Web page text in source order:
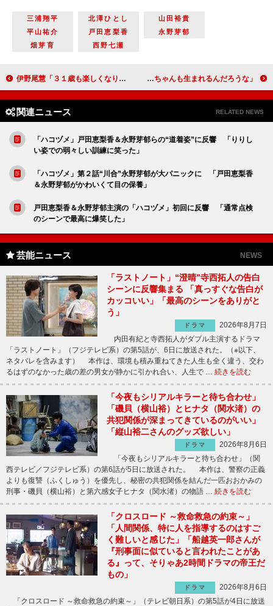
三浦翔平 北澤ひとし
山田裕貴
平山祐介
戸田恵梨香
永野芽郁
畑芽育
西野七瀬
伊野尾慧「３１歳も楽しくなりそう」 神宮寺勇太らがサプライズで誕生日を祝福 前田敦子、大島優子の結婚を笑顔で祝福 「かわいいベイビーちゃんも生まれるんだろうな」
関連ニュース RELATED NEWS
「ハコヅメ」戸田恵梨香＆永野芽郁らの“道着姿”に反響 「りりし
い姿での弱々しい訓練に笑った」
「ハコヅメ」第２話“川合”永野芽郁が大パニックに 「戸田恵梨香
＆永野芽郁がかわいくて目の保養」
戸田恵梨香＆永野芽郁主演の「ハコヅメ」初回に反響 「通常点検
のシーンで最高に爆笑した」
芸能ニュース NEWS
「ラストノート」“澄晴”寺西拓人の告白
シーンに反響集まる 「真っすぐな告白が
カッコいい」「最高のシーンをありがと
う」
ドラマ
2026年8月7日
内田有紀と寺西拓人がダブル主演するドラマ
「ラストノート」（フジテレビ系）の第5話が、6日に放送された。（※以下、
ネタバレを含みます） 本作は、環境も積み重ねてきた人生も全く違う、交わ
るはずのなかった歳の差の男女が静かに引かれ合い、人生で … 続きを読む
「今夜もシリアルキラーと待ち合わせ」
「磯貝（横山裕）とヒナタ（関水渚）の
共犯関係が深まってきているのがいい」
「縦山裕二さんのグッズ欲しい」
ドラマ
2026年8月6日
「今夜もシリアルキラーと待ち合わせ」（関
西テレビ／フジテレビ系）の第6話が5日に放送された。 本作は、警察の正義
よりも復讐（ふくしゅう）を優先し、秘密の共犯関係を結んだ一匹おおかみの
刑事・磯貝（横山裕）と第六感女子ヒナタ（関水渚）の物語 … 続きを読む
「クロスロード ～救命救急の約束～」
「人間関係、特に人を指導するのはすご
く難しいと感じた」「船越英一郎さんが
『刑事面に似ていると言われたことがあ
る』って、そりゃあ2時間ドラマの帝王だ
もの」
ドラマ
2026年8月6日
「クロスロード ～救命救急の約束～」（テレビ朝日系）の第5話が4日に放送